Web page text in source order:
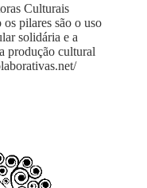
Culturais
pilares são o uso
solidária e a
produção cultural